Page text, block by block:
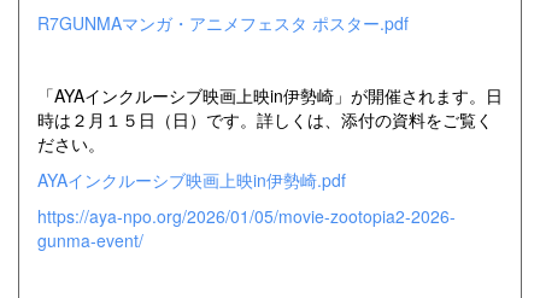
R7GUNMAマンガ・アニメフェスタ ポスター.pdf
「AYAインクルーシブ映画上映in伊勢崎」が開催されます。日
時は２月１５日（日）です。詳しくは、添付の資料をご覧く
ださい。
AYAインクルーシブ映画上映in伊勢崎.pdf
https://aya-npo.org/2026/01/05/movie-zootopia2-2026-
gunma-event/